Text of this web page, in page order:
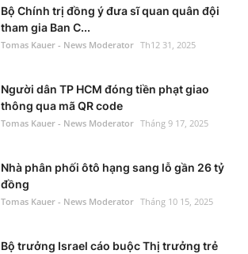
Bộ Chính trị đồng ý đưa sĩ quan quân đội
tham gia Ban C...
Tomas Kauer - News Moderator Th12 31, 2025
Người dân TP HCM đóng tiền phạt giao
thông qua mã QR code
Tomas Kauer - News Moderator Tháng 9 17, 2025
Nhà phân phối ôtô hạng sang lỗ gần 26 tỷ
đồng
Tomas Kauer - News Moderator Tháng 10 15, 2025
Bộ trưởng Israel cáo buộc Thị trưởng trẻ